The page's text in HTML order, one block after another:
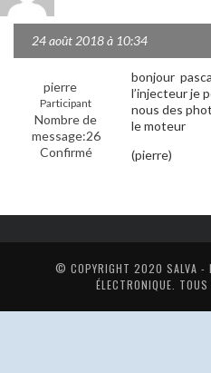
24 août 2018 à 10:34
pierre
Participant
Nombre de
message:26
Confirmé
bonjour
l’injecteur je
nous des
le moteur
(pierre)
© COPYRIGHT 2020 SALVA -
ÉLECTRONIQUE .